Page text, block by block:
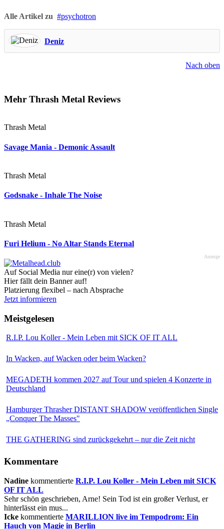
Alle Artikel zu psychotron
Deniz
Nach oben
Mehr Thrash Metal Reviews
Thrash Metal
Savage Mania - Demonic Assault
Thrash Metal
Godsnake - Inhale The Noise
Thrash Metal
Furi Helium - No Altar Stands Eternal
Anzeige
Auf Social Media nur eine(r) von vielen?
Hier fällt dein Banner auf!
Platzierung flexibel – nach Absprache
Jetzt informieren
Meistgelesen
R.I.P. Lou Koller - Mein Leben mit SICK OF IT ALL
In Wacken, auf Wacken oder beim Wacken?
MEGADETH kommen 2027 auf Tour und spielen 4 Konzerte in
Deutschland
Hamburger Thrasher DISTANT SHADOW veröffentlichen Single
„Conquer The Masses"
THE GATHERING sind zurückgekehrt – nur die Zeit nicht
Kommentare
Nadine kommentierte R.I.P. Lou Koller - Mein Leben mit SICK
OF IT ALL
Sehr schön geschrieben, Arne! Sein Tod ist ein großer Verlust, er
hinterlässt ein mus...
Icke kommentierte MARILLION live im Tempodrom: Ein
Hauch von Magie in Berlin